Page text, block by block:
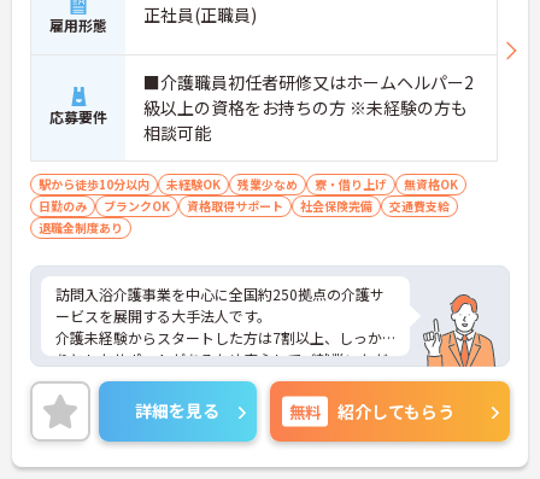
雇用形態 正社員(正職員)
応募要件
■介護職員初任者研修又はホームヘルパー2
級以上の資格をお持ちの方 ※未経験の方も
相談可能
駅から徒歩10分以内 未経験OK 残業少なめ 寮・借り上げ
無資格OK
日勤のみ
ブランクOK 資格取得サポート 社会保険完備
交通費支給
退職金制度あり
訪問入浴介護事業を中心に全国約250拠点の介護サ
ービスを展開する大手法人です。
介護未経験からスタートした方は7割以上、しっか
りとしたサポートがあるため安心してご就業いただ
けます。
お風呂に入れなくて困っている方に、手を差し伸べ
てあげられるとてもやりがいのあるお仕事です。
ご興味ある方には、面接対策ポイントなど、さらに
詳細をお話しいたしますのでお気軽にご相談くださ
詳細を見る 無料 紹介してもらう